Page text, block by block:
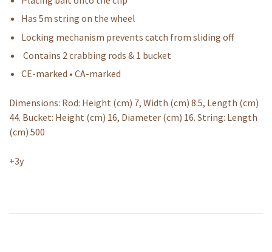
Has 5m string on the wheel
Locking mechanism prevents catch from sliding off
Contains 2 crabbing rods & 1 bucket
CE-marked • CA-marked
Dimensions: Rod: Height (cm) 7, Width (cm) 8.5, Length (cm)
44. Bucket: Height (cm) 16, Diameter (cm) 16. String: Length
(cm) 500
+3y